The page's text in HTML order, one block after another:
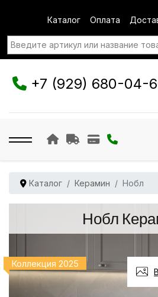
Каталог Оплата
+7 (929) 680-04-
Каталог Керамин Нобл
Коллекция 2025
Нобл